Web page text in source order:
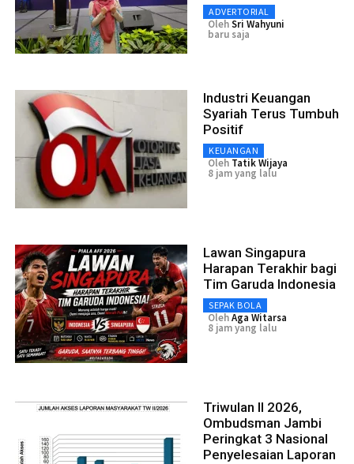
ADVERTORIAL
OlehSri Wahyuni
baru saja
Industri Keuangan
Syariah Terus Tumbuh
Positif
KEUANGAN
Oleh Tatik Wijaya
8 jam yang lalu
Lawan Singapura
Harapan Terakhir bagi
Tim Garuda Indonesia
SEPAK BOLA
OlehAga Witarsa
8 jam yang lalu
Triwulan II 2026,
Ombudsman Jambi
Peringkat 3 Nasional
Penyelesaian Laporan